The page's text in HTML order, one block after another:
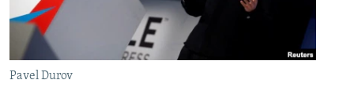
Pavel Durov